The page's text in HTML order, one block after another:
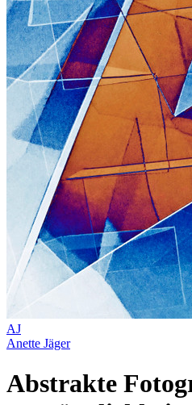
AJ
Anette Jäger
Abstrakte